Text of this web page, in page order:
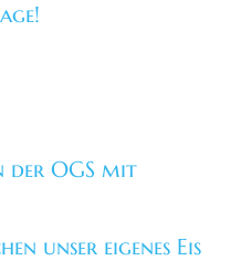
der OGS mit
unser eigenes Eis